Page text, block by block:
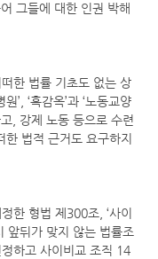
그들에 대한 인권 박해
한 법률 기초도 없는 상
’, ‘흑감옥’과 ‘노동교양
, 강제 노동 등으로 수련
법적 근거도 요구하지
한 형법 제300조, ‘사이
앞뒤가 맞지 않는 법률조
하고 사이비교 조직 14